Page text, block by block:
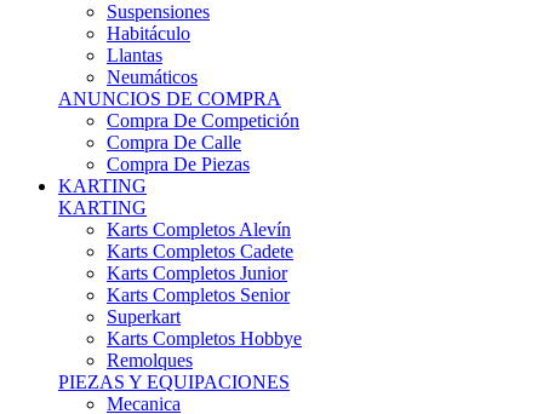
Suspensiones
Habitáculo
Llantas
Neumáticos
ANUNCIOS DE COMPRA
Compra De Competición
Compra De Calle
Compra De Piezas
KARTING
KARTING
Karts Completos Alevín
Karts Completos Cadete
Karts Completos Junior
Karts Completos Senior
Superkart
Karts Completos Hobbye
Remolques
PIEZAS Y EQUIPACIONES
Mecanica